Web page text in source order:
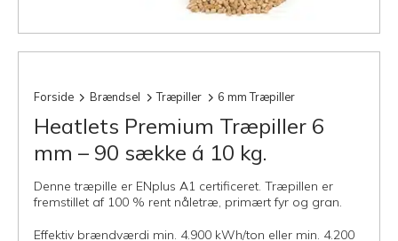
Forside Brændsel Træpiller 6 mm Træpiller
Heatlets Premium Træpiller 6
mm – 90 sække á 10 kg.
Denne træpille er ENplus A1 certificeret. Træpillen er
fremstillet af 100 % rent nåletræ, primært fyr og gran.
Effektiv brændværdi min. 4.900 kWh/ton eller min. 4.200